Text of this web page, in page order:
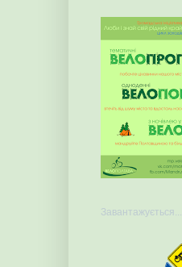
Завантажується...